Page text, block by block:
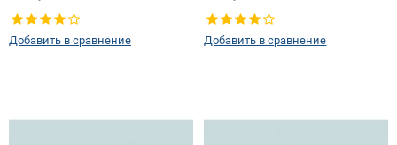
Добавить в сравнение
Тип стекла:Боковое стекло левое
Добавить в сравнение